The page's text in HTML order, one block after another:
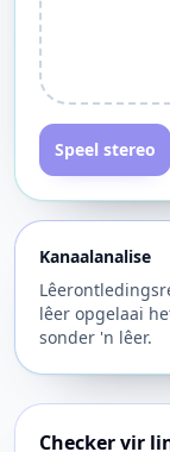
Speel stereo
Kanaalanalise
lêer opgelaai
sonder 'n lêer.
Checker vir